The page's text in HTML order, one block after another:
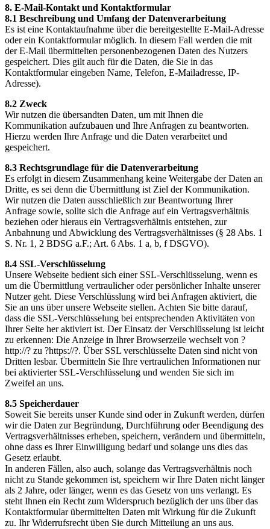
8. E-Mail-Kontakt und Kontaktformular
8.1 Beschreibung und Umfang der Datenverarbeitung
Es ist eine Kontaktaufnahme über die bereitgestellte E-Mail-Adresse
oder ein Kontaktformular möglich. In diesem Fall werden die mit
der E-Mail übermittelten personenbezogenen Daten des Nutzers
gespeichert. Dies gilt auch für die Daten, die Sie in das
Kontaktformular eingeben Name, Telefon, E-Mailadresse, IP-
Adresse).
8.2 Zweck
Wir nutzen die übersandten Daten, um mit Ihnen die
Kommunikation aufzubauen und Ihre Anfragen zu beantworten.
Hierzu werden Ihre Anfrage und die Daten verarbeitet und
gespeichert.
8.3 Rechtsgrundlage für die Datenverarbeitung
Es erfolgt in diesem Zusammenhang keine Weitergabe der Daten an
Dritte, es sei denn die Übermittlung ist Ziel der Kommunikation.
Wir nutzen die Daten ausschließlich zur Beantwortung Ihrer
Anfrage sowie, sollte sich die Anfrage auf ein Vertragsverhältnis
beziehen oder hieraus ein Vertragsverhältnis entstehen, zur
Anbahnung und Abwicklung des Vertragsverhältnisses (§ 28 Abs. 1
S. Nr. 1, 2 BDSG a.F.; Art. 6 Abs. 1 a, b, f DSGVO).
8.4 SSL-Verschlüsselung
Unsere Webseite bedient sich einer SSL-Verschlüsselung, wenn es
um die Übermittlung vertraulicher oder persönlicher Inhalte unserer
Nutzer geht. Diese Verschlüsslung wird bei Anfragen aktiviert, die
Sie an uns über unsere Webseite stellen. Achten Sie bitte darauf,
dass die SSL-Verschlüsselung bei entsprechenden Aktivitäten von
Ihrer Seite her aktiviert ist. Der Einsatz der Verschlüsselung ist leicht
zu erkennen: Die Anzeige in Ihrer Browserzeile wechselt von ?
http://? zu ?https://?. Über SSL verschlüsselte Daten sind nicht von
Dritten lesbar. Übermitteln Sie Ihre vertraulichen Informationen nur
bei aktivierter SSL-Verschlüsselung und wenden Sie sich im
Zweifel an uns.
8.5 Speicherdauer
Soweit Sie bereits unser Kunde sind oder in Zukunft werden, dürfen
wir die Daten zur Begründung, Durchführung oder Beendigung des
Vertragsverhältnisses erheben, speichern, verändern und übermitteln,
ohne dass es Ihrer Einwilligung bedarf und solange uns dies das
Gesetz erlaubt.
In anderen Fällen, also auch, solange das Vertragsverhältnis noch
nicht zu Stande gekommen ist, speichern wir Ihre Daten nicht länger
als 2 Jahre, oder länger, wenn es das Gesetz von uns verlangt. Es
steht Ihnen ein Recht zum Widerspruch bezüglich der uns über das
Kontaktformular übermittelten Daten mit Wirkung für die Zukunft
zu. Ihr Widerrufsrecht üben Sie durch Mitteilung an uns aus.